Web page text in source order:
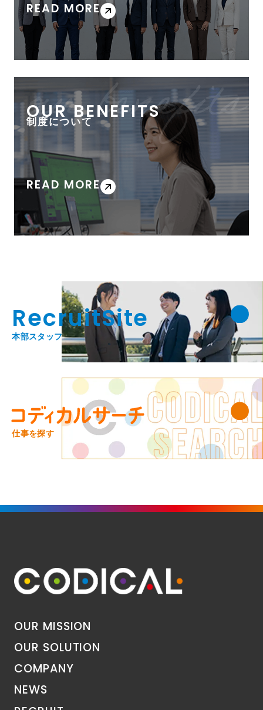
READ MORE
OUR BENEFITS
制度について
READ MORE
RecruitSite
本部スタッフ
仕事を探す
OUR MISSION
OUR SOLUTION
COMPANY
NEWS